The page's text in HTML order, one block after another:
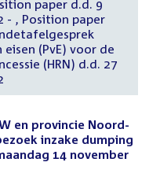
paper d.d. 9
(PvE) voor de
(HRN) d.d. 27
en provincie Noord-
inzake dumping
14 november